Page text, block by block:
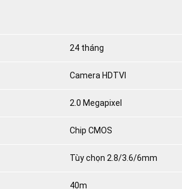
24 tháng
Camera HDTVI
2.0 Megapixel
Chip CMOS
Tùy chọn 2.8/3.6/6mm
40m